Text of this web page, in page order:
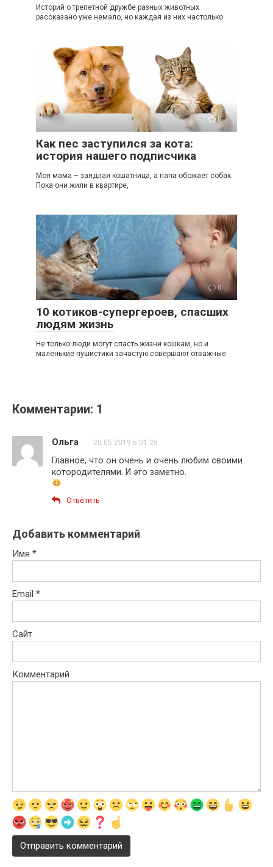
Историй о трепетной дружбе разных животных
рассказано уже немало, но каждая из них настолько
0
Как пес заступился за кота:
история нашего подписчика
Моя мама – заядлая кошатница, а папа обожает собак.
Пока они жили в квартире,
0
10 котиков-супергероев, спасших
людям жизнь
Не только люди могут спасть жизни кошкам, но и
маленькие пушистики зачастую совершают отважные
Комментарии: 1
Ольга 20.05.2019 в 01:26
Главное, что он очень и очень любим своими
котородителями. И это заметно.
Ответить
Добавить комментарий
Имя *
Email *
Сайт
Комментарий